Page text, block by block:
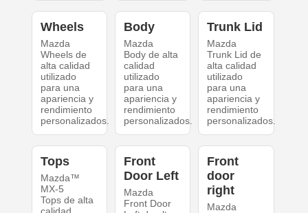
Wheels
Mazda
Wheels de
alta calidad
utilizado
para una
apariencia y
rendimiento
personalizados.
Body
Mazda
Body de alta
calidad
utilizado
para una
apariencia y
rendimiento
personalizados.
Trunk Lid
Mazda
Trunk Lid de
alta calidad
utilizado
para una
apariencia y
rendimiento
personalizados.
Tops
Mazda™
MX-5
Tops de alta
Front
Door Left
Mazda
Front Door
Front
door
right
Mazda